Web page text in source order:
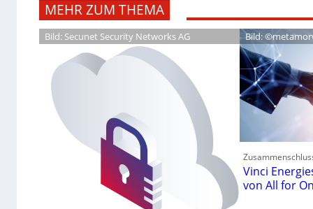
MEHR ZUM THEMA
Bild: Secunet Security Networks AG Bild:
Vinci
von All for